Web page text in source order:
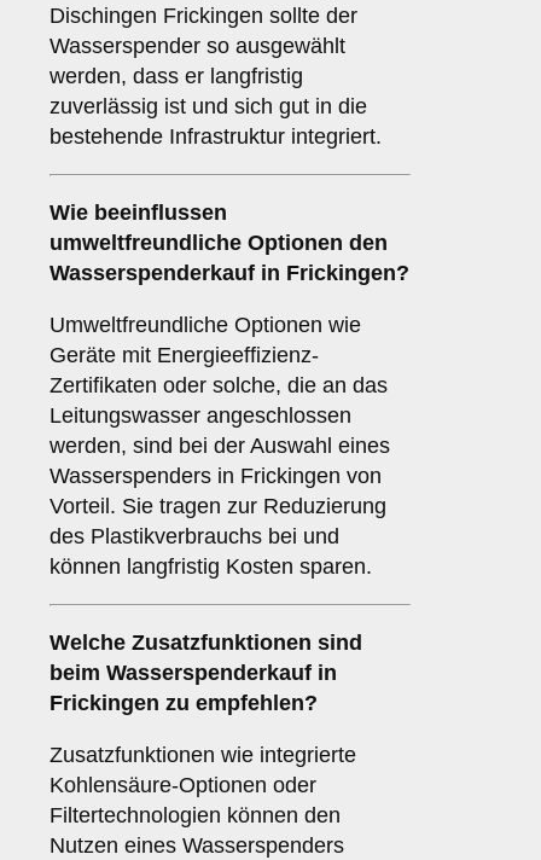
Dischingen Frickingen sollte der
Wasserspender so ausgewählt
werden, dass er langfristig
zuverlässig ist und sich gut in die
bestehende Infrastruktur integriert.
Wie beeinflussen
umweltfreundliche Optionen den
Wasserspenderkauf in Frickingen?
Umweltfreundliche Optionen wie
Geräte mit Energieeffizienz-
Zertifikaten oder solche, die an das
Leitungswasser angeschlossen
werden, sind bei der Auswahl eines
Wasserspenders in Frickingen von
Vorteil. Sie tragen zur Reduzierung
des Plastikverbrauchs bei und
können langfristig Kosten sparen.
Welche Zusatzfunktionen sind
beim Wasserspenderkauf in
Frickingen zu empfehlen?
Zusatzfunktionen wie integrierte
Kohlensäure-Optionen oder
Filtertechnologien können den
Nutzen eines Wasserspenders